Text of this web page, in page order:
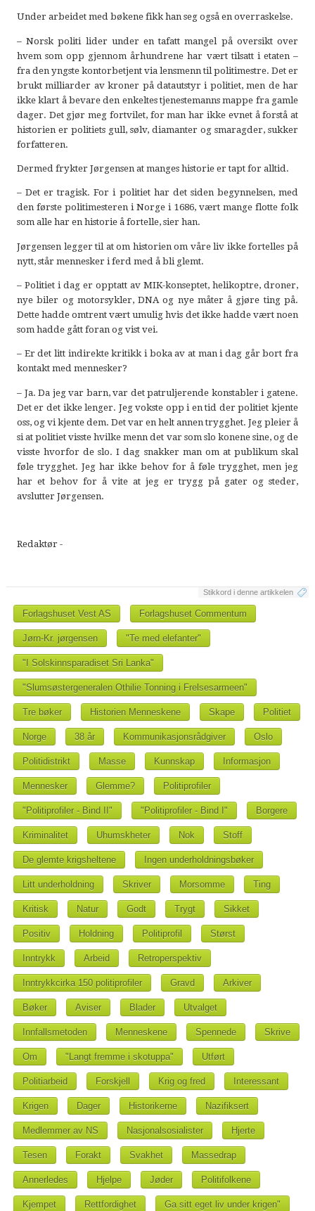
Under arbeidet med bøkene fikk han seg også en overraskelse.
– Norsk politi lider under en tafatt mangel på oversikt over
hvem som opp gjennom århundrene har vært tilsatt i etaten –
fra den yngste kontorbetjent via lensmenn til politimestre. Det er
brukt milliarder av kroner på datautstyr i politiet, men de har
ikke klart å bevare den enkeltes tjenestemanns mappe fra gamle
dager. Det gjør meg fortvilet, for man har ikke evnet å forstå at
historien er politiets gull, sølv, diamanter og smaragder, sukker
forfatteren.
Dermed frykter Jørgensen at manges historie er tapt for alltid.
– Det er tragisk. For i politiet har det siden begynnelsen, med
den første politimesteren i Norge i 1686, vært mange flotte folk
som alle har en historie å fortelle, sier han.
Jørgensen legger til at om historien om våre liv ikke fortelles på
nytt, står mennesker i ferd med å bli glemt.
– Politiet i dag er opptatt av MIK-konseptet, helikoptre, droner,
nye biler og motorsykler, DNA og nye måter å gjøre ting på.
Dette hadde omtrent vært umulig hvis det ikke hadde vært noen
som hadde gått foran og vist vei.
– Er det litt indirekte kritikk i boka av at man i dag går bort fra
kontakt med mennesker?
– Ja. Da jeg var barn, var det patruljerende konstabler i gatene.
Det er det ikke lenger. Jeg vokste opp i en tid der politiet kjente
oss, og vi kjente dem. Det var en helt annen trygghet. Jeg pleier å
si at politiet visste hvilke menn det var som slo konene sine, og de
visste hvorfor de slo. I dag snakker man om at publikum skal
føle trygghet. Jeg har ikke behov for å føle trygghet, men jeg
har et behov for å vite at jeg er trygg på gater og steder,
avslutter Jørgensen.
Redaktør -
Stikkord i denne artikkelen
Forlagshuset Vest AS Forlagshuset Commentum
Jørn-Kr. jørgensen "Te med elefanter"
"I Solskinnsparadiset Sri Lanka"
"Slumsøstergeneralen Othilie Tonning i Frelsesarmeen"
Tre bøker Historien Menneskene Skape Politiet
Norge 38 år Kommunikasjonsrådgiver Oslo
Politidistrikt Masse Kunnskap Informasjon
Mennesker Glemme? Politiprofiler
"Politiprofiler - Bind II" "Politiprofiler - Bind I" Borgere
Kriminalitet Uhumskheter Nok Stoff
De glemte krigsheltene Ingen underholdningsbøker
Litt underholdning Skriver Morsomme Ting
Kritisk Natur Godt Trygt Sikket
Positiv Holdning Politiprofil Størst
Inntrykk Arbeid Retroperspektiv
Inntrykkcirka 150 politiprofiler Gravd Arkiver
Bøker Aviser Blader Utvalget
Innfallsmetoden Menneskene Spennede Skrive
Om "Langt fremme i skotuppa" Utført
Politiarbeid Forskjell Krig og fred Interessant
Krigen Dager Historikerne Nazifiksert
Medlemmer av NS Nasjonalsosialister Hjerte
Tesen Forakt Svakhet Massedrap
Annerledes Hjelpe Jøder Politifolkene
Kjempet Rettfordighet Ga sitt eget liv under krigen"